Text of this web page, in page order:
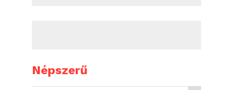
Népszerű